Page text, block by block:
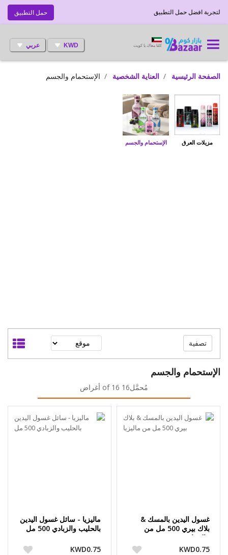
حمل التطبيق لتجربة افضل حمل التطبيق
KWD عربي كلنا معاك يا كويت
الصفحة الرئيسية العناية الشخصية الإستحمام والجسم
مزيلات العرق الإستحمام والجسم
الإستحمام والجسم
مُحمَّل16 of 16 أغراض
غسول اليدين بالمسك &
بلاك بيري 500 مل من
ماليزيا
KWD0.75
ماليزيا - سائل غسول اليدين
بالحليب والزبادي 500 مل
KWD0.75
تصفية